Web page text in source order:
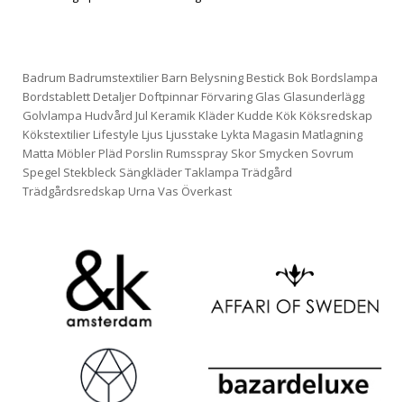
Badrum Badrumstextilier Barn Belysning Bestick Bok Bordslampa
Bordstablett Detaljer Doftpinnar Förvaring Glas Glasunderlägg
Golvlampa Hudvård Jul Keramik Kläder Kudde Kök Köksredskap
Kökstextilier Lifestyle Ljus Ljusstake Lykta Magasin Matlagning
Matta Möbler Pläd Porslin Rumsspray Skor Smycken Sovrum
Spegel Stekbleck SängkläderTaklampa Trädgård
Trädgårdsredskap Urna Vas Överkast